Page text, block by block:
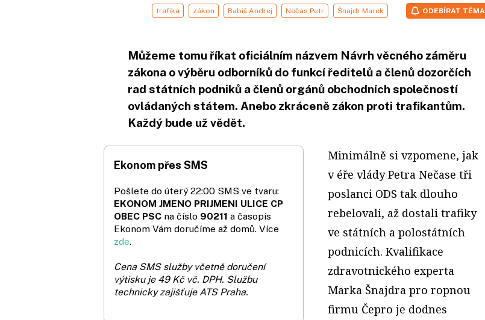
trafika zákon Babiš Andrej Nečas Petr Šnajdr Marek ODEBÍRAT TÉMA
Můžeme tomu říkat oficiálním názvem Návrh věcného záměru
zákona o výběru odborníků do funkcí ředitelů a členů dozorčích
rad státních podniků a členů orgánů obchodních společností
ovládaných státem. Anebo zkráceně zákon proti trafikantům.
Každý bude už vědět.
Ekonom přes SMS
Pošlete do úterý 22:00 SMS ve tvaru:
EKONOM JMENO PRIJMENI ULICE CP
OBEC PSC na číslo 90211 a časopis
Ekonom Vám doručíme až domů. Více
zde.
Cena SMS služby včetně doručení
výtisku je 49 Kč vč. DPH. Službu
technicky zajišťuje ATS Praha.
Minimálně si vzpomene, jak
v éře vlády Petra Nečase tři
poslanci ODS tak dlouho
rebelovali, až dostali trafiky
ve státních a polostátních
podnicích. Kvalifikace
zdravotnického experta
Marka Šnajdra pro ropnou
firmu Čepro je dodnes